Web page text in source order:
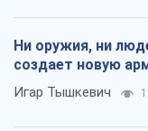
Ни оружия, ни
создает новую
Игар Тышкевич